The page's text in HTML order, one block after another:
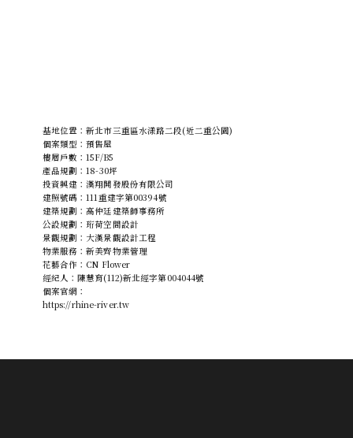
基地位置：新北市三重區水漾路二段(近二重公園)
個案類型：預售屋
樓層戶數：15F/B5
產品規劃：18-30坪
投資興建：漢翔開發股份有限公司
建照號碼：111重建字第00394號
建築規劃：高仲廷建築師事務所
公設規劃：珩荷空間設計
景觀規劃：大漢景觀設計工程
物業服務：新美齊物業管理
花藝合作：CN Flower
經紀人：陳慧育(112)新北經字第004044號
個案官網：
https://rhine-river.tw